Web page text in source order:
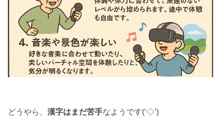
どうやら、 漢字はまだ苦手なようです(‘◇’)ゞ